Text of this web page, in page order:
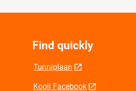
Find quickly
Tunniplaan
Kooli Facebook